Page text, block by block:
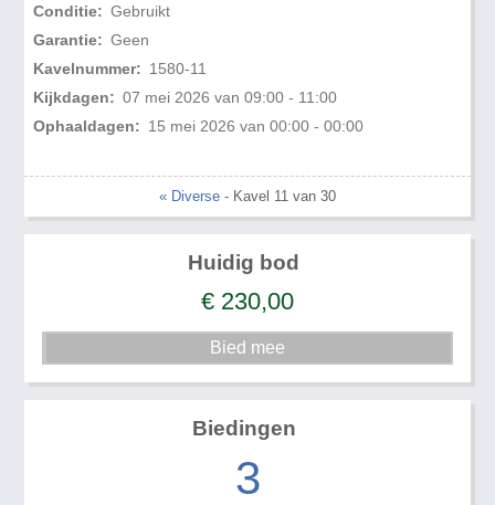
Conditie: Gebruikt
Garantie: Geen
Kavelnummer: 1580-11
Kijkdagen: 07 mei 2026 van 09:00 - 11:00
Ophaaldagen: 15 mei 2026 van 00:00 - 00:00
« Diverse - Kavel 11 van 30
Huidig bod
€ 230,00
Biedingen
3